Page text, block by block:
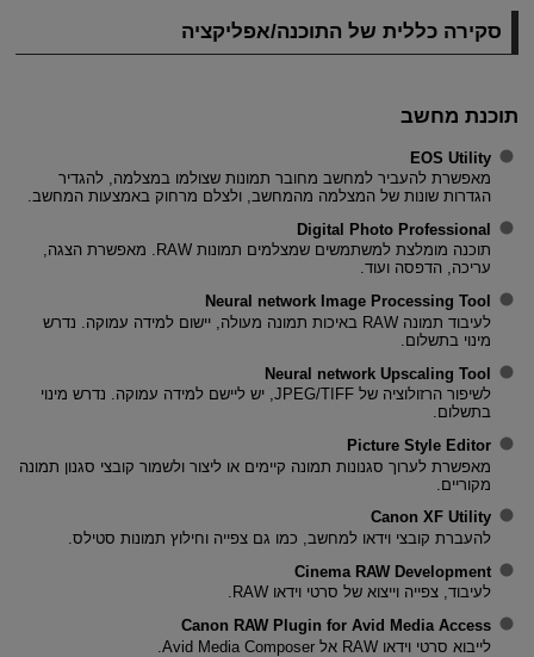
סקירה כללית של התוכנה/אפליקציה
תוכנת מחשב
EOS Utility
מאפשרת להעביר למחשב מחובר תמונות שצולמו במצלמה, להגדיר
הגדרות שונות של המצלמה מהמחשב, ולצלם מרחוק באמצעות המחשב.
Digital Photo Professional
תוכנה מומלצת למשתמשים שמצלמים תמונות RAW. מאפשרת הצגה,
עריכה, הדפסה ועוד.
Neural network Image Processing Tool
לעיבוד תמונה RAW באיכות תמונה מעולה, יישום למידה עמוקה. נדרש
מינוי בתשלום.
Neural network Upscaling Tool
לשיפור הרזולוציה של JPEG/TIFF, יש ליישם למידה עמוקה. נדרש מינוי
בתשלום.
Picture Style Editor
מאפשרת לערוך סגנונות תמונה קיימים או ליצור ולשמור קובצי סגנון תמונה
מקוריים.
Canon XF Utility
להעברת קובצי וידאו למחשב, כמו גם צפייה וחילוץ תמונות סטילס.
Cinema RAW Development
לעיבוד, צפייה וייצוא של סרטי וידאו RAW.
Canon RAW Plugin for Avid Media Access
לייבוא ​​סרטי וידאו RAW אל Avid Media Composer.